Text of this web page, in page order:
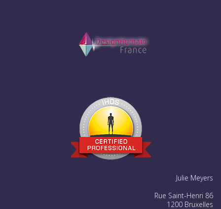
Julie Meyers
Rue Saint-Henri 86
1200 Bruxelles